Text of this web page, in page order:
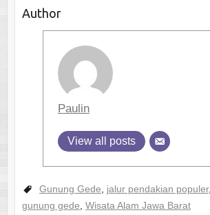
Author
Paulin
View all posts
Gunung Gede jalur pendakian populer,
gunung gede Wisata Alam Jawa Barat